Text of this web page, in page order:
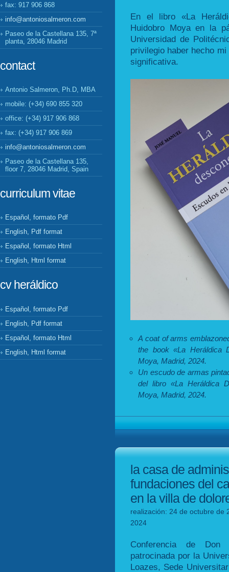
fax: 917 906 868
info@antoniosalmeron.com
Paseo de la Castellana 135, 7ª
planta, 28046 Madrid
contact
Antonio Salmeron, Ph.D, MBA
mobile: (+34) 690 855 320
office: (+34) 917 906 868
fax: (+34) 917 906 869
info@antoniosalmeron.com
Paseo de la Castellana 135,
floor 7, 28046 Madrid, Spain
curriculum vitae
Español, formato Pdf
English, Pdf format
Español, formato Html
English, Html format
cv heráldico
Español, formato Pdf
English, Pdf format
Español, formato Html
English, Html format
En el libro «La
Huidobro Moya en la
Universidad de
privilegio haber hecho
significativa.
A coat of arms
the book «La Heráldica
Moya, Madrid, 2024.
Un escudo de armas
del libro «La Heráldica
Moya, Madrid, 2024.
la casa de
fundaciones del
en la villa de
realización: 24 de octubre de
2024
Conferencia de Don
patrocinada por la
Loazes, Sede